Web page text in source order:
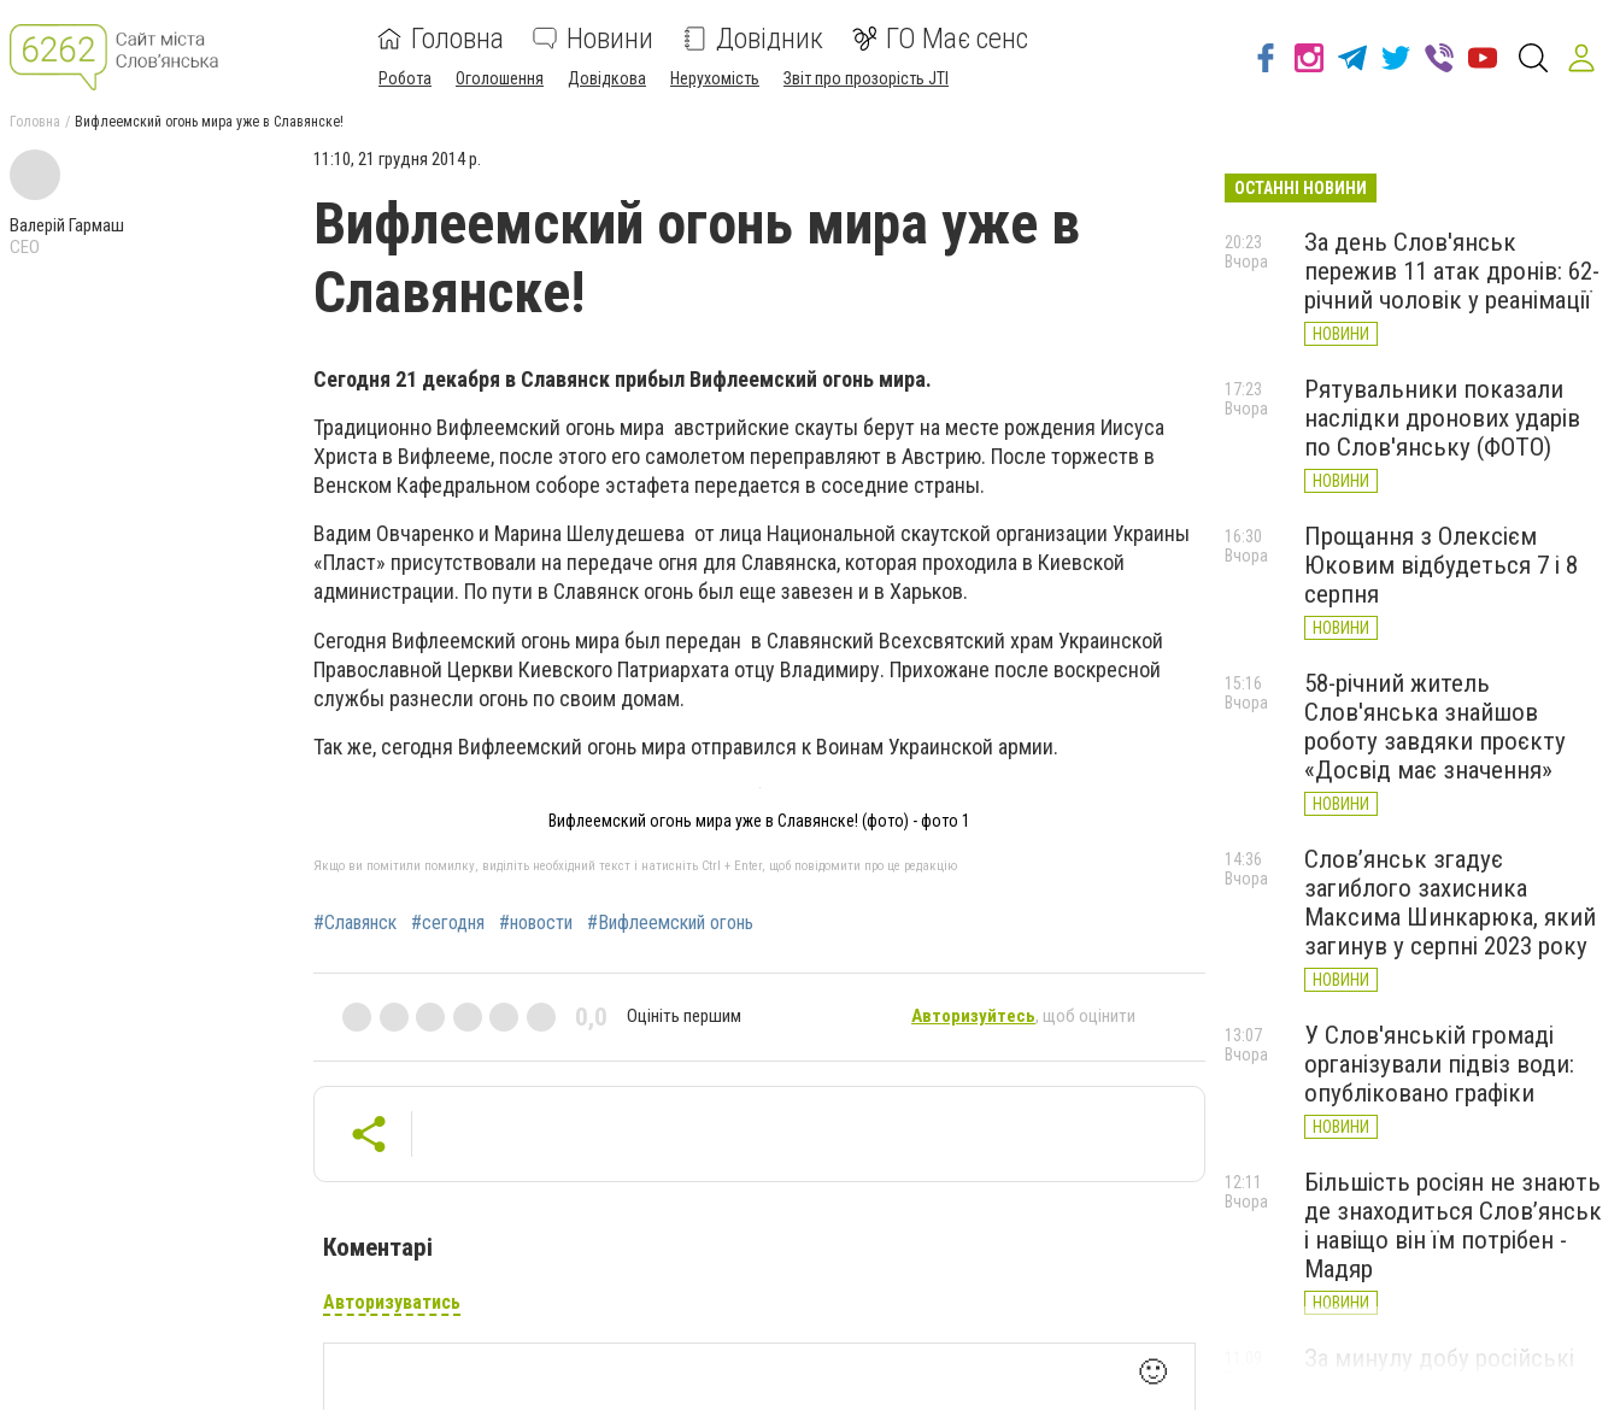
Головна Новини Довідник ГО Має сенс
Робота Оголошення Довідкова Нерухомість Звіт про прозорість JTI
Головна Вифлеемский огонь мира уже в Славянске!
Валерій Гармаш
CEO
11:10, 21 грудня 2014 р.
Вифлеемский огонь мира уже в
Славянске!
Сегодня 21 декабря в Славянск прибыл Вифлеемский огонь мира.
Традиционно Вифлеемский огонь мира австрийские скауты берут на месте рождения Иисуса
Христа в Вифлееме, после этого его самолетом переправляют в Австрию. После торжеств в
Венском Кафедральном соборе эстафета передается в соседние страны.
Вадим Овчаренко и Марина Шелудешева от лица Национальной скаутской организации Украины
«Пласт» присутствовали на передаче огня для Славянска, которая проходила в Киевской
администрации. По пути в Славянск огонь был еще завезен и в Харьков.
Сегодня Вифлеемский огонь мира был передан в Славянский Всехсвятский храм Украинской
Православной Церкви Киевского Патриархата отцу Владимиру. Прихожане после воскресной
службы разнесли огонь по своим домам.
Так же, сегодня Вифлеемский огонь мира отправился к Воинам Украинской армии.
Вифлеемский огонь мира уже в Славянске! (фото) - фото 1
Якщо ви помітили помилку, виділіть необхідний текст і натисніть Ctrl + Enter, щоб повідомити про це редакцію
#Славянск #сегодня #новости #Вифлеемский огонь
0,0 Оцініть першим Авторизуйтесь, щоб оцінити
Коментарі
Авторизуватись
🙂
ОСТАННІ НОВИНИ
За день Слов'янськ
пережив 11 атак дронів: 62-
річний чоловік у реанімації
НОВИНИ
20:23
Вчора
Рятувальники показали
наслідки дронових ударів
по Слов'янську (ФОТО)
НОВИНИ
17:23
Вчора
Прощання з Олексієм
Юковим відбудеться 7 і 8
серпня
НОВИНИ
16:30
Вчора
58-річний житель
Слов'янська знайшов
роботу завдяки проєкту
«Досвід має значення»
НОВИНИ
15:16
Вчора
Слов’янськ згадує
загиблого захисника
Максима Шинкарюка, який
загинув у серпні 2023 року
НОВИНИ
14:36
Вчора
У Слов'янській громаді
організували підвіз води:
опубліковано графіки
НОВИНИ
13:07
Вчора
Більшість росіян не знають
де знаходиться Слов’янськ
і навіщо він їм потрібен -
Мадяр
НОВИНИ
12:11
Вчора
За минулу добу російські